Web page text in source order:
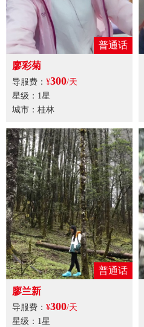
普通话
廖彩菊
导服费： ¥300/天
星级：1星
城市：桂林
普通话
廖兰新
导服费： ¥300/天
星级：1星